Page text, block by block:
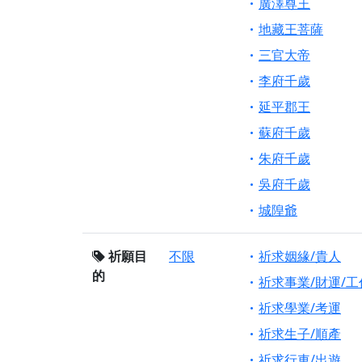
地藏王菩薩
三官大帝
李府千歲
延平郡王
蘇府千歲
朱府千歲
吳府千歲
城隍爺
祈願目
的
不限
祈求姻緣/貴人
祈求事業/財運/工
祈求學業/考運
祈求生子/順產